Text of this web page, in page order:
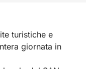
turistiche e
giornata in